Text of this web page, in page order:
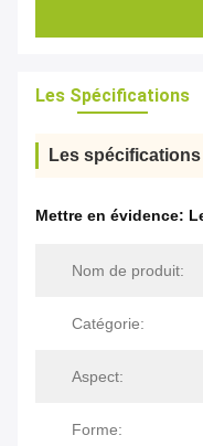
Les Spécifications
Les spécifications
Mettre en évidence:
Nom de produit:
Catégorie:
Aspect:
Forme: